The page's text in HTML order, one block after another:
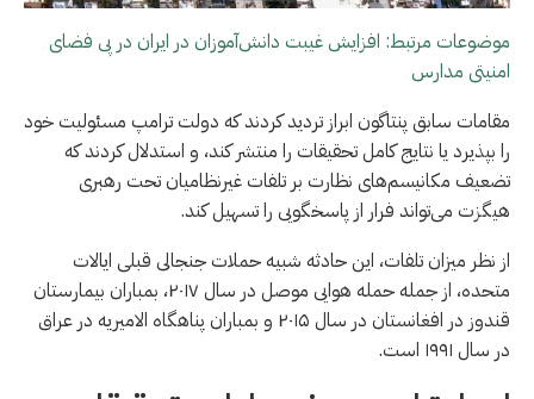
موضوعات مرتبط: افزایش غیبت دانش‌آموزان در ایران در پی فضای
امنیتی مدارس
مقامات سابق پنتاگون ابراز تردید کردند که دولت ترامپ مسئولیت خود
را بپذیرد یا نتایج کامل تحقیقات را منتشر کند، و استدلال کردند که
تضعیف مکانیسم‌های نظارت بر تلفات غیرنظامیان تحت رهبری
هیگزت می‌تواند فرار از پاسخگویی را تسهیل کند.
از نظر میزان تلفات، این حادثه شبیه حملات جنجالی قبلی ایالات
متحده، از جمله حمله هوایی موصل در سال ۲۰۱۷، بمباران بیمارستان
قندوز در افغانستان در سال ۲۰۱۵ و بمباران پناهگاه الامیریه در عراق
در سال ۱۹۹۱ است.